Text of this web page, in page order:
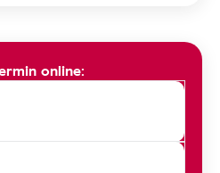
online: